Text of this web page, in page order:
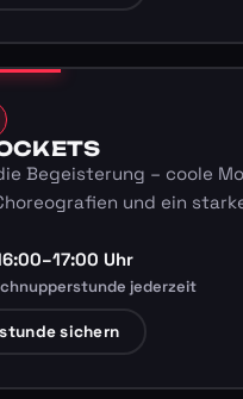
Begeisterung – coole
und ein
Uhr
jederzeit
sichern